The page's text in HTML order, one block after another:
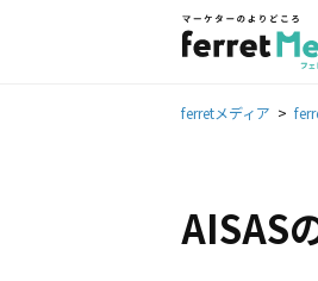
ferretメディア
AISAS